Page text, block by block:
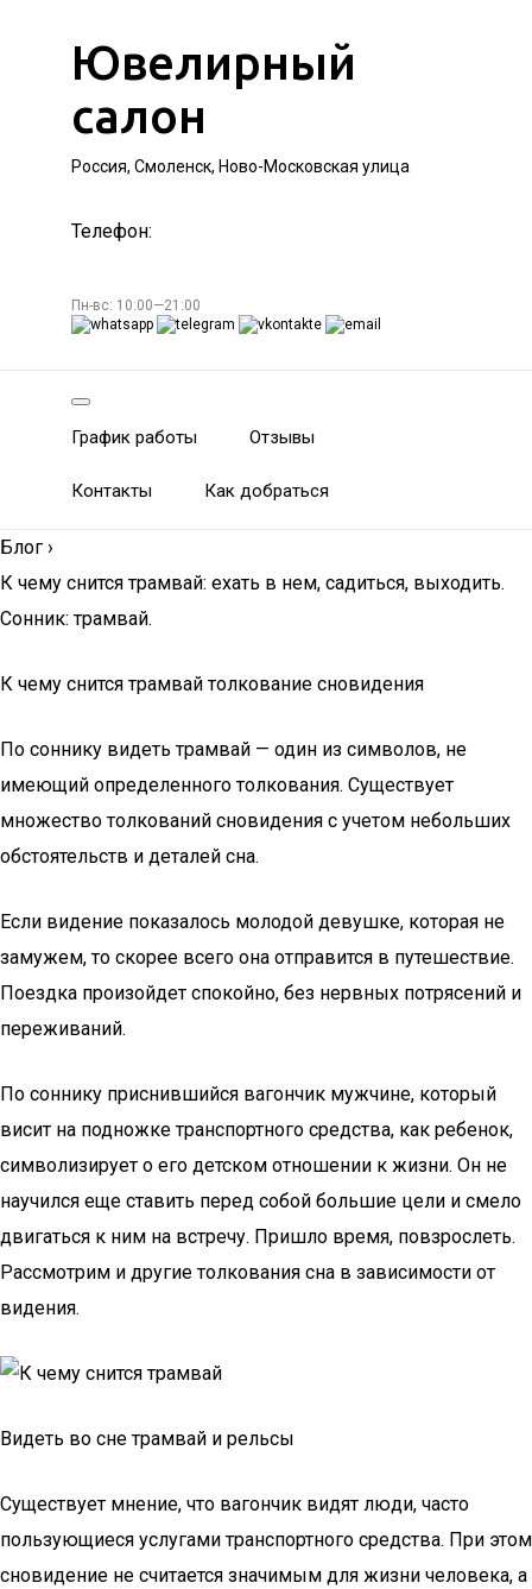
Ювелирный
салон
Россия, Смоленск, Ново-Московская улица
Телефон:
Пн-вс: 10:00—21:00
График работы Отзывы
Контакты Как добраться
Блог ›
К чему снится трамвай: ехать в нем, садиться, выходить.
Сонник: трамвай.
К чему снится трамвай толкование сновидения
По соннику видеть трамвай — один из символов, не
имеющий определенного толкования. Существует
множество толкований сновидения с учетом небольших
обстоятельств и деталей сна.
Если видение показалось молодой девушке, которая не
замужем, то скорее всего она отправится в путешествие.
Поездка произойдет спокойно, без нервных потрясений и
переживаний.
По соннику приснившийся вагончик мужчине, который
висит на подножке транспортного средства, как ребенок,
символизирует о его детском отношении к жизни. Он не
научился еще ставить перед собой большие цели и смело
двигаться к ним на встречу. Пришло время, повзрослеть.
Рассмотрим и другие толкования сна в зависимости от
видения.
Видеть во сне трамвай и рельсы
Существует мнение, что вагончик видят люди, часто
пользующиеся услугами транспортного средства. При этом
сновидение не считается значимым для жизни человека, а